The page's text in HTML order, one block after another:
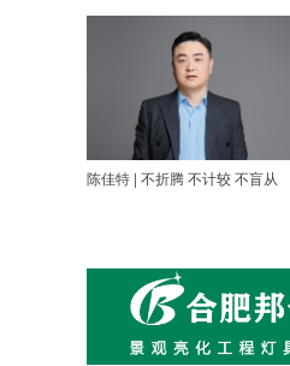
陈佳特 | 不折腾 不计较 不盲从